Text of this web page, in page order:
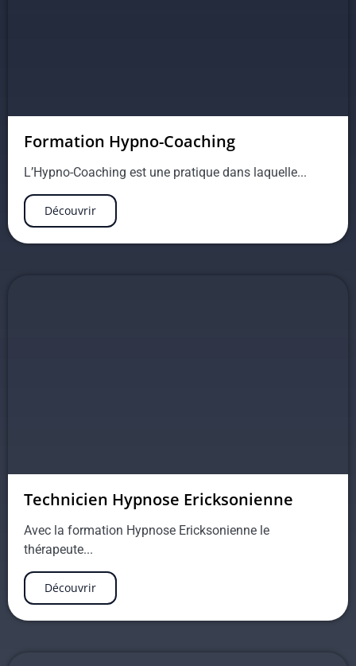
Formation Hypno-Coaching
L’Hypno-Coaching est une pratique dans laquelle...
Découvrir
Technicien Hypnose Ericksonienne
Avec la formation Hypnose Ericksonienne le
thérapeute...
Découvrir